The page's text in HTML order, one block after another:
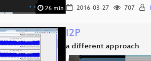
26 min 2016-03-27 707
I2P
a different approach